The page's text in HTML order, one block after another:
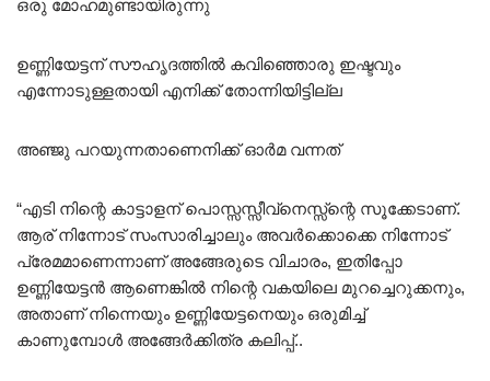
ഒരു മോഹമുണ്ടായിരുന്നു
ഉണ്ണിയേട്ടന് സൗഹൃദത്തിൽ കവിഞ്ഞൊരു ഇഷ്ടവും
എന്നോടുള്ളതായി എനിക്ക് തോന്നിയിട്ടില്ല
അഞ്ജു പറയുന്നതാണെനിക്ക് ഓർമ വന്നത്
“എടി നിന്റെ കാട്ടാളന് പൊസ്സസ്സീവ്നെസ്സ്ന്റെ സൂക്കേടാണ്.
ആര് നിന്നോട് സംസാരിച്ചാലും അവർക്കൊക്കെ നിന്നോട്
പ്രേമമാണെന്നാണ് അങ്ങേരുടെ വിചാരം, ഇതിപ്പോ
ഉണ്ണിയേട്ടൻ ആണെങ്കിൽ നിന്റെ വകയിലെ മുറച്ചെറുക്കനും,
അതാണ് നിന്നെയും ഉണ്ണിയേട്ടനെയും ഒരുമിച്ച്
കാണുമ്പോൾ അങ്ങേർക്കിത്ര കലിപ്പ്..